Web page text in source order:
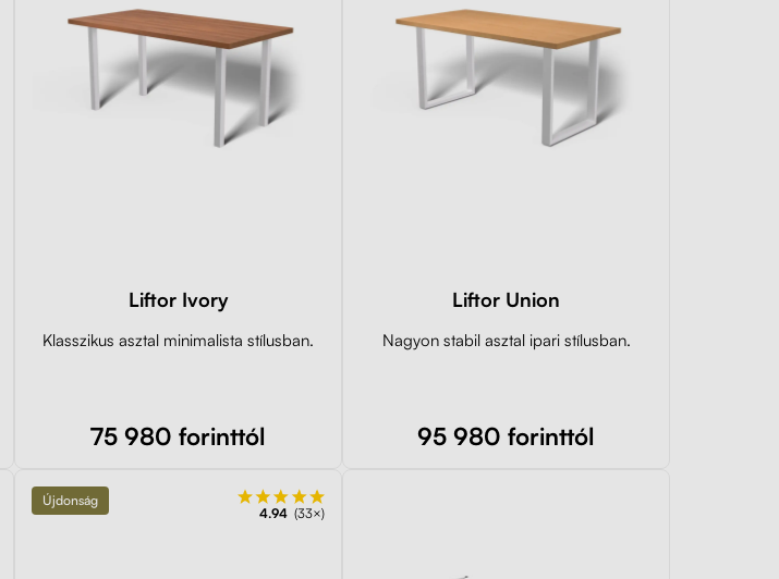
Liftor Ivory
Klasszikus asztal minimalista stílusban.
75 980 forinttól
Liftor Union
Nagyon stabil asztal ipari stílusban.
95 980 forinttól
Újdonság
4.94 (33×)